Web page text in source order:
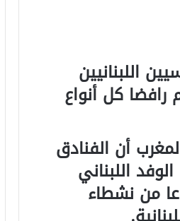
اللبنانيين
رافضا كل أنواع
أن الفنادق
اللبناني
من نشطاء